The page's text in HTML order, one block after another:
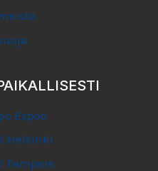
Espoo
Helsinki
Tampere